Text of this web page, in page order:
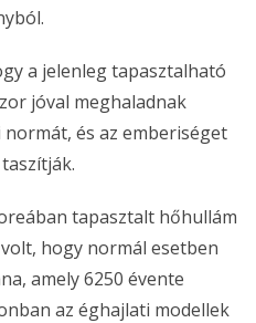
a jelenleg tapasztalható
jóval meghaladnak
és az emberiséget
tapasztalt hőhullám
hogy normál esetben
amely 6250 évente
az éghajlati modellek